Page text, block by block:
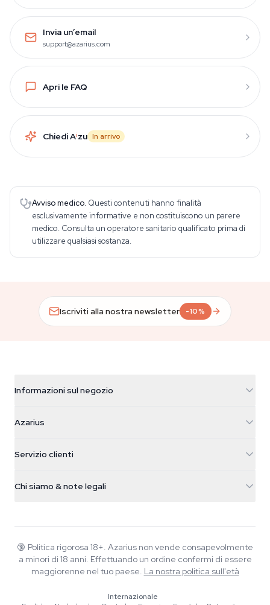
Invia un’email
support@azarius.com
Apri le FAQ
Chiedi Aizu In arrivo
Avviso medico. Questi contenuti hanno finalità
esclusivamente informative e non costituiscono un parere
medico. Consulta un operatore sanitario qualificato prima di
utilizzare qualsiasi sostanza.
Iscriviti alla nostra newsletter -10%
Informazioni sul negozio
Galvaniweg 11
Nederland
+31(0)204897914
Azarius
Smokeshop
Servizio clienti
FAQ
Informativa sulla privacy
Chi siamo & note legali
Wiki
Blog
Musica
Linee guida editoriali
🔞 Politica rigorosa 18+. Azarius non vende consapevolmente
a minori di 18 anni. Effettuando un ordine confermi di essere
maggiorenne nel tuo paese. La nostra politica sull'età
Internazionale